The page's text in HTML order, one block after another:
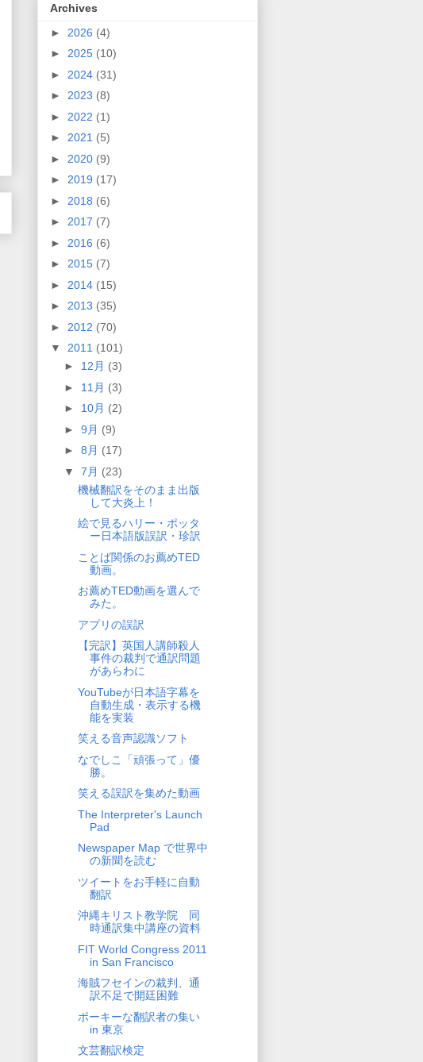
Archives
► 2026 (4)
► 2025 (10)
► 2024 (31)
► 2023 (8)
► 2022 (1)
► 2021 (5)
► 2020 (9)
► 2019 (17)
► 2018 (6)
► 2017 (7)
► 2016 (6)
► 2015 (7)
► 2014 (15)
► 2013 (35)
► 2012 (70)
▼ 2011 (101)
► 12月 (3)
► 11月 (3)
► 10月 (2)
► 9月 (9)
► 8月 (17)
▼ 7月 (23)
機械翻訳をそのまま出版
して大炎上！
絵で見るハリー・ポッタ
ー日本語版誤訳・珍訳
ことば関係のお薦めTED
動画。
お薦めTED動画を選んで
みた。
アプリの誤訳
【完訳】英国人講師殺人
事件の裁判で通訳問題
があらわに
YouTubeが日本語字幕を
自動生成・表示する機
能を実装
笑える音声認識ソフト
なでしこ「頑張って」優
勝。
笑える誤訳を集めた動画
The Interpreter's Launch
Pad
Newspaper Map で世界中
の新聞を読む
ツイートをお手軽に自動
翻訳
沖縄キリスト教学院 同
時通訳集中講座の資料
FIT World Congress 2011
in San Francisco
海賊フセインの裁判、通
訳不足で開廷困難
ポーキーな翻訳者の集い
in 東京
文芸翻訳検定